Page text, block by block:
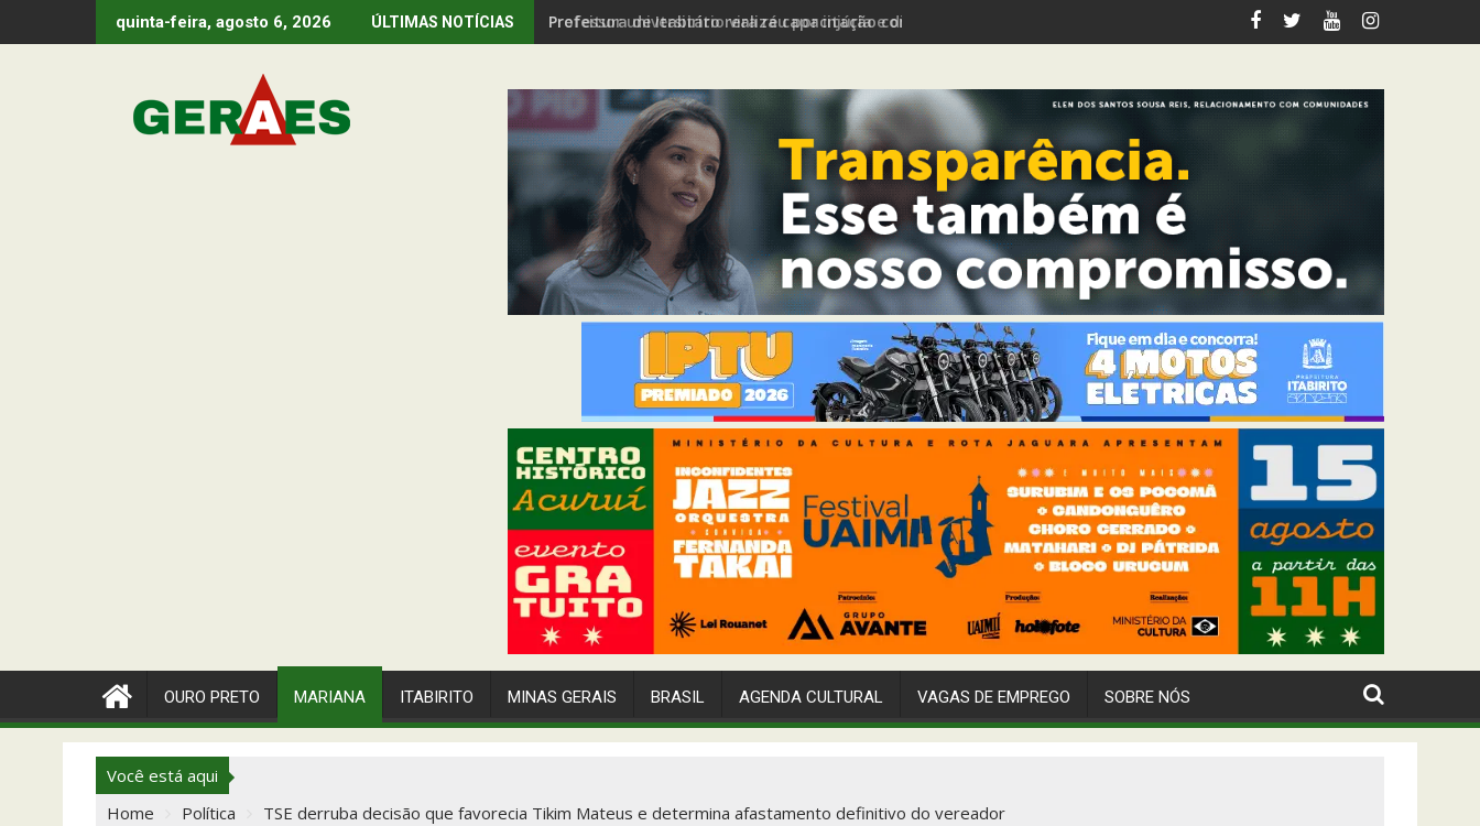
to
quinta-feira, agosto 6, 2026 ÚLTIMAS NOTÍCIAS Professor universitário vira réu por injúria e discriminação contra cadeirante em BH
OURO PRETO MARIANA ITABIRITO MINAS GERAIS BRASIL AGENDA CULTURAL VAGAS DE EMPREGO SOBRE NÓS
Você está aqui
Home
Política TSE derruba decisão que favorecia Tikim Mateus e determina afastamento definitivo do vereador